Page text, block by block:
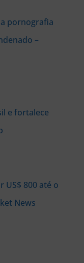
pornografia
–
e fortalece
US$ 800 até o
News